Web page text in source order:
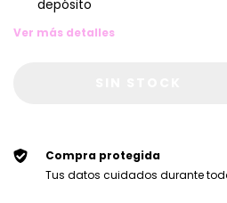
depósito
Ver más detalles
Compra protegida
Tus datos cuidados durante